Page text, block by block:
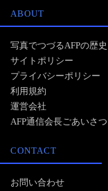
ABOUT
写真でつづるAFPの歴史
サイトポリシー
プライバシーポリシー
利用規約
運営会社
AFP通信会長ごあいさつ
CONTACT
お問い合わせ